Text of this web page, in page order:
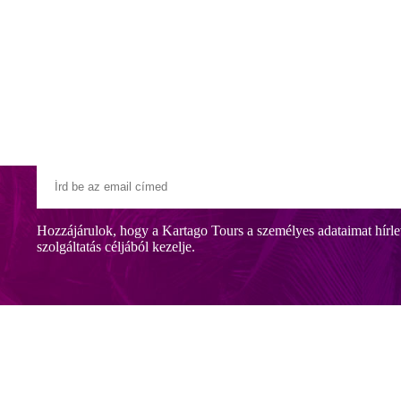
2 km-re található strandra ingyenes buszjárta közlekedik, a
Hozzájárulok, hogy a Kartago Tours a személyes adataimat
szolgáltatás céljából kezelje.